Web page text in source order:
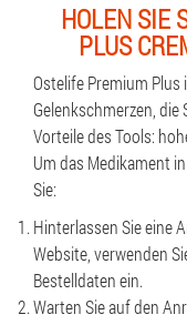
HOLEN SIE
PLUS
Ostelife Premium
Gelenkschmerzen,
Vorteile des Tools:
Um das Medikament
Sie:
Hinterlassen Sie eine
Website, verwenden
Bestelldaten ein.
Warten Sie auf den